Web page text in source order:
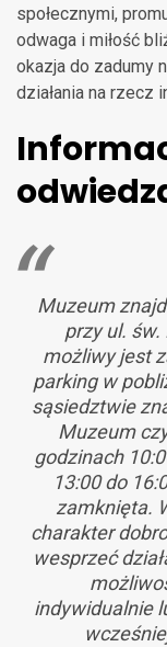
społecznymi,
odwaga i miłość
okazja do zadumy
działania na rzecz
Muzeum
przy ul.
możliwy jest
parking w
sąsiedztwie
Muzeum
godzinach
13:00 do
zamknięta.
charakter
wesprzeć
indywidualnie